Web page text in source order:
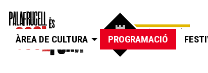
ÀREA DE CULTURA PROGRAMACIÓ